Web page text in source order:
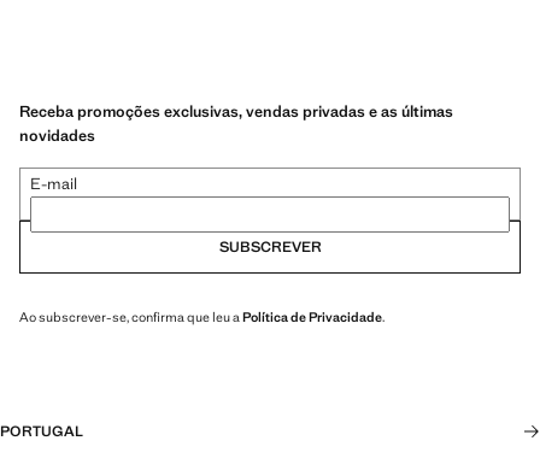
Receba promoções exclusivas, vendas privadas e as últimas
novidades
E-mail
SUBSCREVER
Ao subscrever-se, confirma que leu a Política de Privacidade.
PORTUGAL